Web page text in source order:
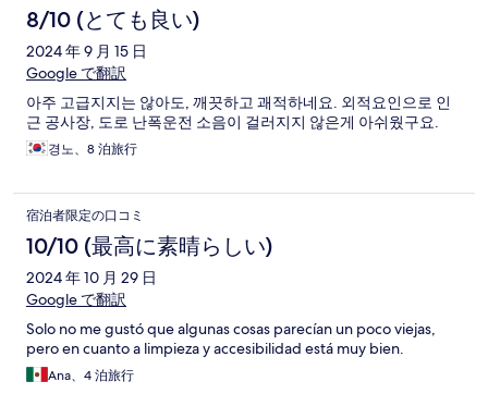
8/10 (とても良い)
2024 年 9 月 15 日
Google で翻訳
아주 고급지지는 않아도, 깨끗하고 괘적하네요. 외적요인으로 인
근 공사장, 도로 난폭운전 소음이 걸러지지 않은게 아쉬웠구요.
경노、8 泊旅行
宿泊者限定の口コミ
10/10 (最高に素晴らしい)
2024 年 10 月 29 日
Google で翻訳
Solo no me gustó que algunas cosas parecían un poco viejas,
pero en cuanto a limpieza y accesibilidad está muy bien.
Ana、4 泊旅行